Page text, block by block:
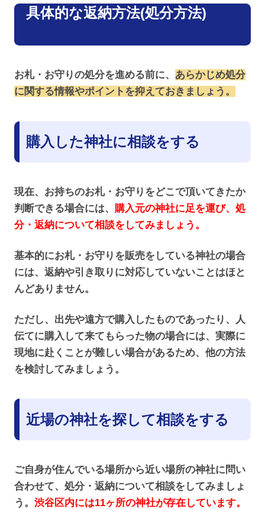
具体的な返納方法(処分方法)
お札・お守りの処分を進める前に、 あらかじめ処分
に関する情報やポイントを抑えておきましょう。
購入した神社に相談をする
現在、お持ちのお札・お守りをどこで頂いてきたか
判断できる場合には、 購入元の神社に足を運び、処
分・返納について相談をしてみましょう。
基本的にお札・お守りを販売をしている神社の場合
には、返納や引き取りに対応していないことはほと
んどありません。
ただし、出先や遠方で購入したものであったり、人
伝てに購入して来てもらった物の場合には、実際に
現地に赴くことが難しい場合があるため、他の方法
を検討してみましょう。
近場の神社を探して相談をする
ご自身が住んでいる場所から近い場所の神社に問い
合わせて、処分・返納について相談をしてみましょ
う。 渋谷区内には11ヶ所の神社が存在しています。